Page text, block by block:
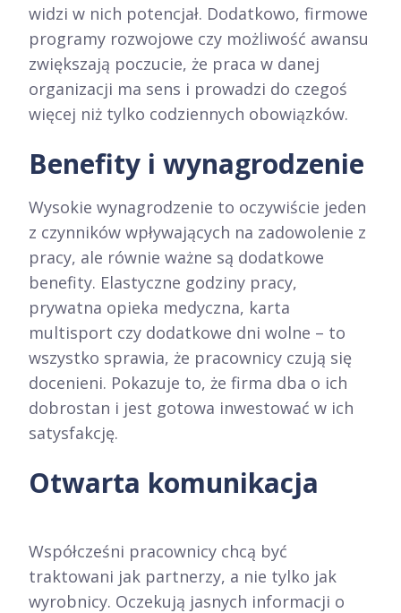
widzi w nich potencjał. Dodatkowo, firmowe
programy rozwojowe czy możliwość awansu
zwiększają poczucie, że praca w danej
organizacji ma sens i prowadzi do czegoś
więcej niż tylko codziennych obowiązków.
Benefity i wynagrodzenie
Wysokie wynagrodzenie to oczywiście jeden
z czynników wpływających na zadowolenie z
pracy, ale równie ważne są dodatkowe
benefity. Elastyczne godziny pracy,
prywatna opieka medyczna, karta
multisport czy dodatkowe dni wolne – to
wszystko sprawia, że pracownicy czują się
docenieni. Pokazuje to, że firma dba o ich
dobrostan i jest gotowa inwestować w ich
satysfakcję.
Otwarta komunikacja
Współcześni pracownicy chcą być
traktowani jak partnerzy, a nie tylko jak
wyrobnicy. Oczekują jasnych informacji o